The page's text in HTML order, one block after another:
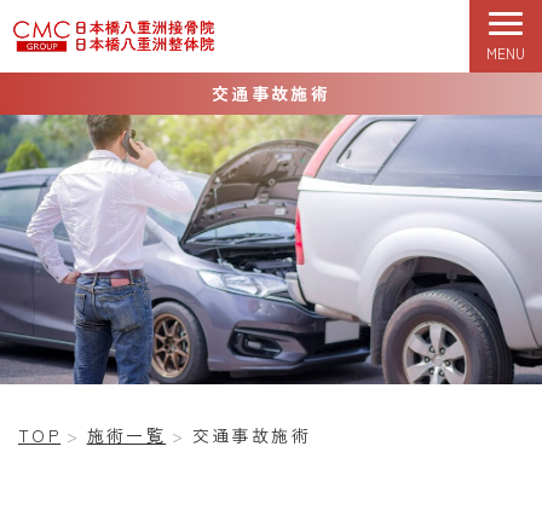
MENU
初めての方へ 症状改善期
交通事故施術
TOP 施術一覧 交通事故施術